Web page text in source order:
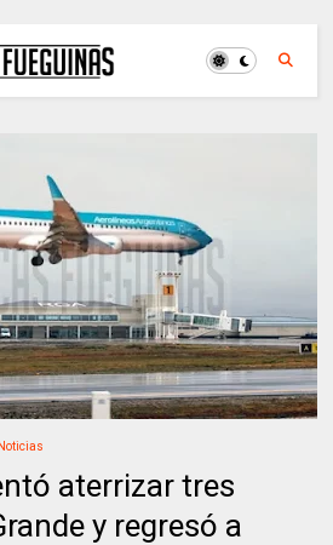
aterrizar tres
y regresó a